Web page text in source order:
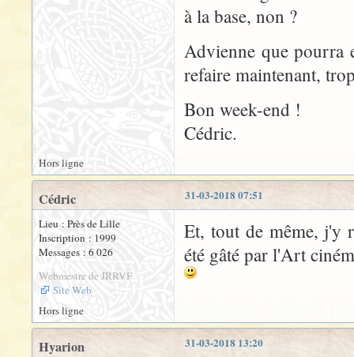
à la base, non ?
Advienne que pourra
refaire maintenant,
Bon week-end !
Cédric.
Hors ligne
31-03-2018 07:51
Cédric
Lieu : Près de Lille
Inscription : 1999
Messages : 6 026
Webmestre de JRRVF
Site Web
Et, tout de même, j'y
été gâté par l'Art
Hors ligne
31-03-2018 13:20
Hyarion